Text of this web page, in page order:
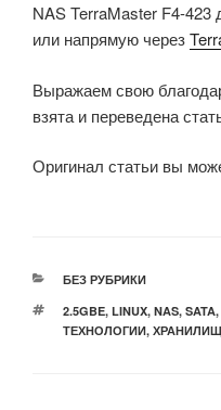
NAS TerraMaster F4-423
или напрямую через
Выражаем свою
взята и переведена
Оригинал статьи вы
РУБРИКИ
БЕЗ РУБРИКИ
МЕТКИ
2.5GBE, LINUX, NAS, SATA,
ТЕХНОЛОГИИ,